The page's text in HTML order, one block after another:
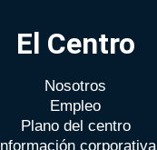
El Centro
Nosotros
Empleo
Plano del centro
Información corporativa